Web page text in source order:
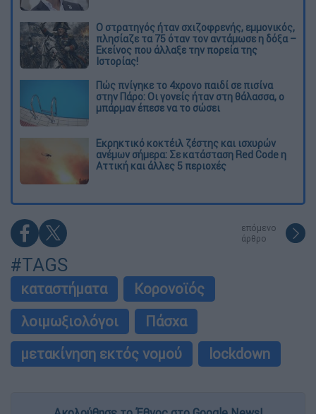
O στρατηγός ήταν σχιζοφρενής, εμμονικός,
πλησίαζε τα 75 όταν τον αντάμωσε η δόξα –
Εκείνος που άλλαξε την πορεία της
Ιστορίας!
Πώς πνίγηκε το 4χρονο παιδί σε πισίνα
στην Πάρο: Οι γονείς ήταν στη θάλασσα, ο
μπάρμαν έπεσε να το σώσει
Εκρηκτικό κοκτέιλ ζέστης και ισχυρών
ανέμων σήμερα: Σε κατάσταση Red Code η
Αττική και άλλες 5 περιοχές
επόμενο
άρθρο
#TAGS
καταστήματα
Κορονοϊός
λοιμωξιολόγοι
Πάσχα
μετακίνηση εκτός νομού
lockdown